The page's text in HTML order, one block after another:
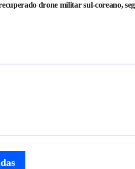
drone militar sul-coreano,